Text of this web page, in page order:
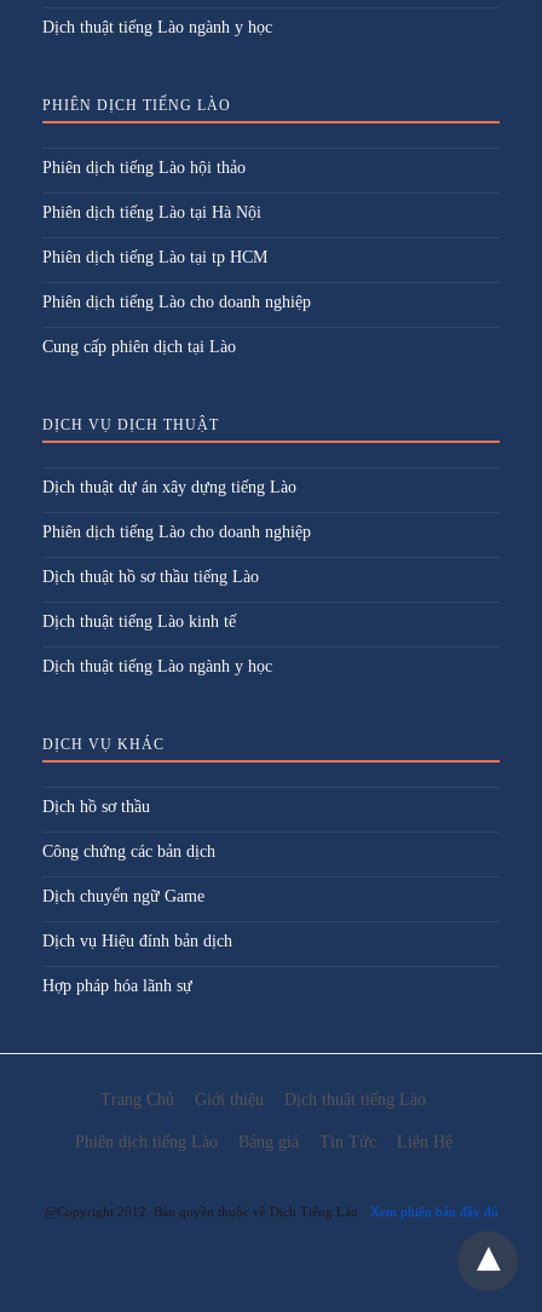
Dịch thuật tiếng Lào ngành y học
PHIÊN DỊCH TIẾNG LÀO
Phiên dịch tiếng Lào hội thảo
Phiên dịch tiếng Lào tại Hà Nội
Phiên dịch tiếng Lào tại tp HCM
Phiên dịch tiếng Lào cho doanh nghiệp
Cung cấp phiên dịch tại Lào
DỊCH VỤ DỊCH THUẬT
Dịch thuật dự án xây dựng tiếng Lào
Phiên dịch tiếng Lào cho doanh nghiệp
Dịch thuật hồ sơ thầu tiếng Lào
Dịch thuật tiếng Lào kinh tế
Dịch thuật tiếng Lào ngành y học
DỊCH VỤ KHÁC
Dịch hồ sơ thầu
Công chứng các bản dịch
Dịch chuyển ngữ Game
Dịch vụ Hiệu đính bản dịch
Hợp pháp hóa lãnh sự
Trang Chủ Giới thiệu Dịch thuật tiếng Lào
Phiên dịch tiếng Lào Bảng giá Tin Tức Liên Hệ
@Copyright 2012. Bản quyền thuộc về Dịch Tiếng Lào Xem phiên bản đầy đủ